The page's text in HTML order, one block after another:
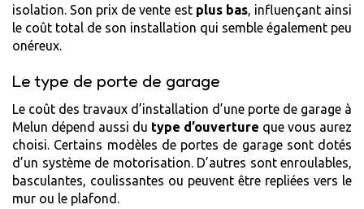
isolation. Son prix de vente est plus bas, influençant ainsi
le coût total de son installation qui semble également peu
onéreux.
Le type de porte de garage
Le coût des travaux d’installation d’une porte de garage à
Melun dépend aussi du type d’ouverture que vous aurez
choisi. Certains modèles de portes de garage sont dotés
d’un système de motorisation. D’autres sont enroulables,
basculantes, coulissantes ou peuvent être repliées vers le
mur ou le plafond.